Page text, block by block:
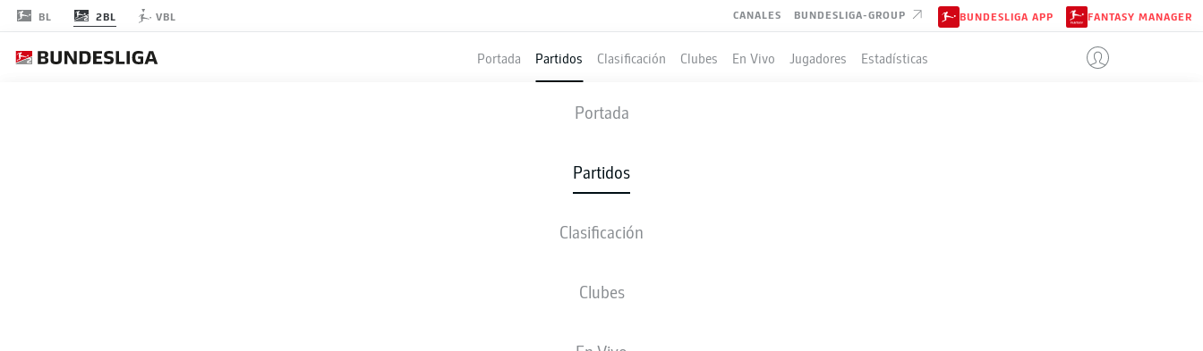
BL 2BL VBL CANALES BUNDESLIGA-GROUP BUNDESLIGA APP FANTASY MANAGER
Portada Partidos Clasificación Clubes En Vivo Jugadores Estadísticas
Portada
Partidos
Clasificación
Clubes
HANNOVER - ST. PAULI
1 2
ALINEACIONES ESTADÍSTICAS